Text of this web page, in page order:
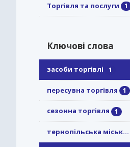
Торгівля та послуги 1
Ключові слова
засоби торгівлі 1
пересувна торгівля 1
сезонна торгівля 1
тернопільська міськ...